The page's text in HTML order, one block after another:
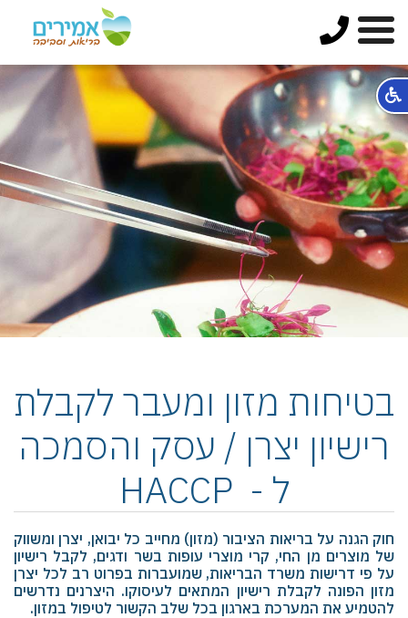
בטיחות מזון ומעבר לקבלת
רישיון יצרן / עסק והסמכה
ל - HACCP
חוק הגנה על בריאות הציבור (מזון) מחייב כל יבואן, יצרן ומשווק
של מוצרים מן החי, קרי מוצרי עופות בשר ודגים, לקבל רישיון
על פי דרישות משרד הבריאות, שמועברות בפרוט רב לכל יצרן
מזון הפונה לקבלת רישיון המתאים לעיסוקו. היצרנים נדרשים
להטמיע את המערכת בארגון בכל שלב הקשור לטיפול במזון.